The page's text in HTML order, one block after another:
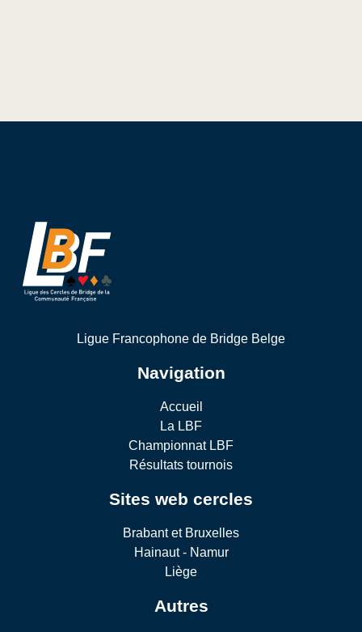
Ligue Francophone de Bridge Belge
Navigation
Accueil
La LBF
Championnat LBF
Résultats tournois
Sites web cercles
Brabant et Bruxelles
Hainaut - Namur
Liège
Autres